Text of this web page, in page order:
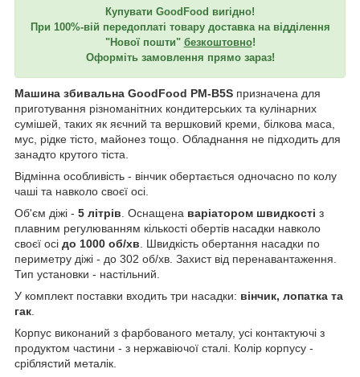
Купувати GoodFood вигідно!
При 100%-вій передоплаті товару доставка на відділення
"Нової пошти" безкоштовно!
Оформіть замовлення прямо зараз!
Машина збивальна GoodFood PM-B5S призначена для
приготування різноманітних кондитерських та кулінарних
сумішей, таких як яєчний та вершковий креми, білкова маса,
мус, рідке тісто, майонез тощо. Обладнання не підходить для
занадто крутого тіста.
Відмінна особливість - вінчик обертається одночасно по колу
чаші та навколо своєї осі.
Об'єм діжі - 5 літрів . Оснащена варіатором швидкості з
плавним регулюванням кількості обертів насадки навколо
своєї осі до 1000 об/хв . Швидкість обертання насадки по
периметру діжі - до 302 об/хв. Захист від перенавантаження.
Тип установки - настільний.
У комплект поставки входить три насадки: вінчик, лопатка та
гак
Корпус виконаний з фарбованого металу, усі контактуючі з
продуктом частини - з нержавіючої сталі. Колір корпусу -
сріблястий металік.